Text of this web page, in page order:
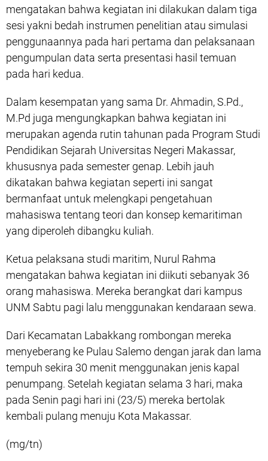
mengatakan bahwa kegiatan ini dilakukan dalam tiga
sesi yakni bedah instrumen penelitian atau simulasi
penggunaannya pada hari pertama dan pelaksanaan
pengumpulan data serta presentasi hasil temuan
pada hari kedua.
Dalam kesempatan yang sama Dr. Ahmadin, S.Pd.,
M.Pd juga mengungkapkan bahwa kegiatan ini
merupakan agenda rutin tahunan pada Program Studi
Pendidikan Sejarah Universitas Negeri Makassar,
khususnya pada semester genap. Lebih jauh
dikatakan bahwa kegiatan seperti ini sangat
bermanfaat untuk melengkapi pengetahuan
mahasiswa tentang teori dan konsep kemaritiman
yang diperoleh dibangku kuliah.
Ketua pelaksana studi maritim, Nurul Rahma
mengatakan bahwa kegiatan ini diikuti sebanyak 36
orang mahasiswa. Mereka berangkat dari kampus
UNM Sabtu pagi lalu menggunakan kendaraan sewa.
Dari Kecamatan Labakkang rombongan mereka
menyeberang ke Pulau Salemo dengan jarak dan lama
tempuh sekira 30 menit menggunakan jenis kapal
penumpang. Setelah kegiatan selama 3 hari, maka
pada Senin pagi hari ini (23/5) mereka bertolak
kembali pulang menuju Kota Makassar.
(mg/tn)